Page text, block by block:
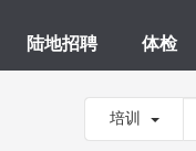
陆地招聘 体检
培训